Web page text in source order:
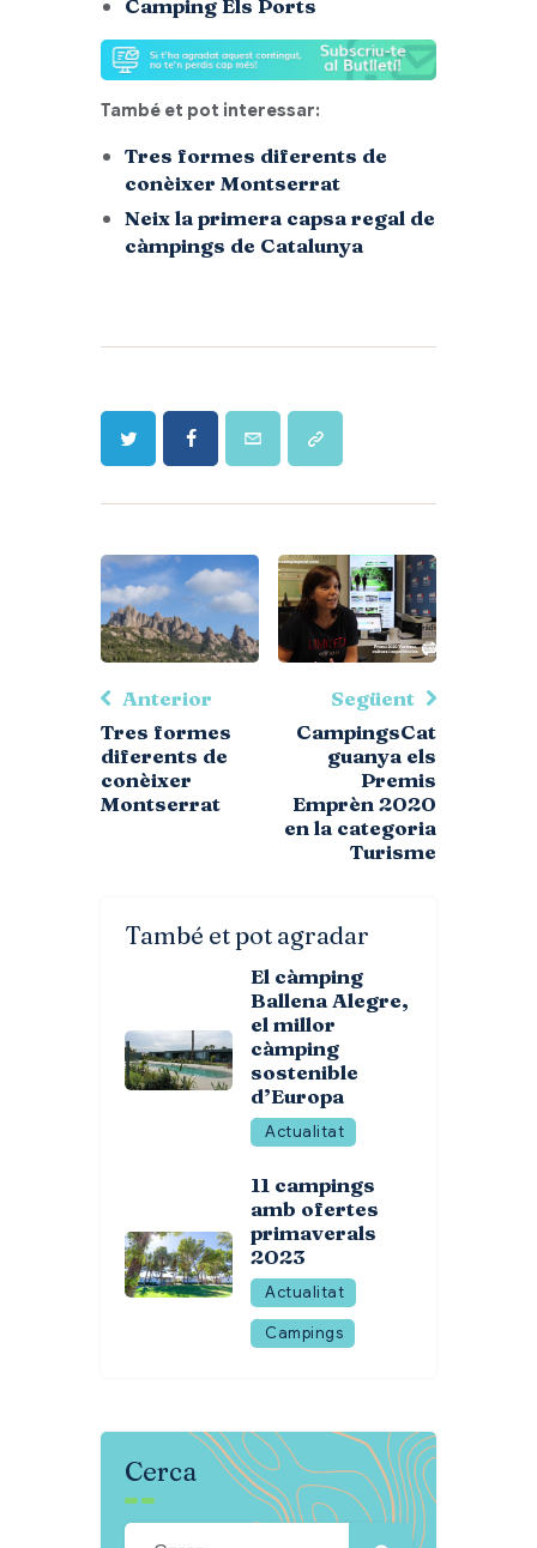
Camping Els Ports
També et pot interessar:
Tres formes diferents de
conèixer Montserrat
Neix la primera capsa regal de
càmpings de Catalunya
Anterior
Tres formes
diferents de
conèixer
Montserrat
Següent
CampingsCat
guanya els
Premis
Emprèn 2020
en la categoria
Turisme
També et pot agradar
El càmping
Ballena Alegre,
el millor
càmping
sostenible
d’Europa
Actualitat
11 campings
amb ofertes
primaverals
2023
Actualitat
Campings
Cerca